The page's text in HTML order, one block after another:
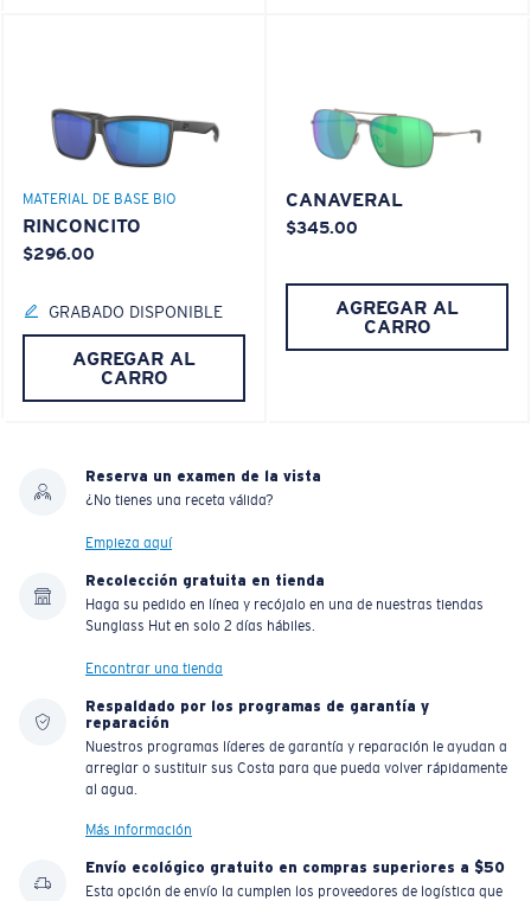
MATERIAL DE BASE BIO
RINCONCITO
$296.00
GRABADO DISPONIBLE
AGREGAR AL
CARRO
CANAVERAL
$345.00
AGREGAR AL
CARRO
Reserva un examen de la vista
¿No tienes una receta válida?
Empieza aquí
Recolección gratuita en tienda
Haga su pedido en línea y recójalo en una de nuestras tiendas
Sunglass Hut en solo 2 días hábiles.
Encontrar una tienda
Respaldado por los programas de garantía y
reparación
Nuestros programas líderes de garantía y reparación le ayudan a
arreglar o sustituir sus Costa para que pueda volver rápidamente
al agua.
Más información
Envío ecológico gratuito en compras superiores a $50
Esta opción de envío la cumplen los proveedores de logística que